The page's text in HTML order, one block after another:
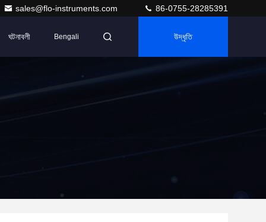
sales@flo-instruments.com 86-0755-28285391
ঘটনাবলী Bengali উদ্ধৃতি